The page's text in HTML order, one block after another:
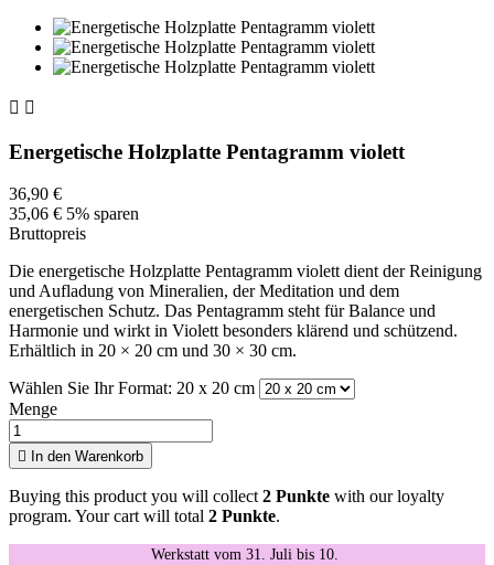
 
Energetische Holzplatte Pentagramm violett
36,90 €
35,06 € 5% sparen
Bruttopreis
Die energetische Holzplatte Pentagramm violett dient der Reinigung
und Aufladung von Mineralien, der Meditation und dem
energetischen Schutz. Das Pentagramm steht für Balance und
Harmonie und wirkt in Violett besonders klärend und schützend.
Erhältlich in 20 × 20 cm und 30 × 30 cm.
Wählen Sie Ihr Format: 20 x 20 cm
Menge
 In den Warenkorb
Buying this product you will collect2 Punkte with our loyalty
program. Your cart will total 2 Punkte.
Werkstatt vom 31. Juli bis 10.